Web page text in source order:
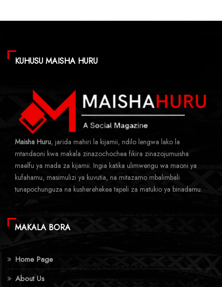
KUHUSU MAISHA HURU
Maisha Huru, jarida mahiri la kijamii, ndilo lengwa lako la
mtandaoni kwa makala zinazochochea fikira zinazojumuisha
maelfu ya mada za kijamii. Ingia katika ulimwengu wa maoni ya
kufahamu, masimulizi ya kuvutia, na mitazamo mbalimbali
tunapochunguza na kusherehekea tapeli za matukio ya binadamu.
MAKALA BORA
Home Page
About Us